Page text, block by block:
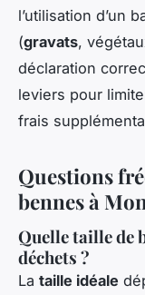
l’utilisation d’un
(gravats,
déclaration
leviers pour
frais
Questions
bennes à
Quelle taille de
déchets ?
La taille idéale